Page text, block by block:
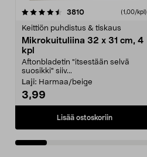
3810arvostelut (1,00/kpl)
Keittiön puhdistus & tiskaus
Mikrokuituliina 32 x 31 cm, 4
kpl
Aftonbladetin "itsestään selvä
suosikki" siiv...
Laji: Harmaa/beige
3,99
Lisää ostoskoriin
4.5viidestä